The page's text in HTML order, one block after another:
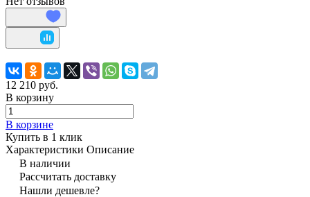
12 210 руб.
В корзину
В корзине
Купить в 1 клик
Характеристики Описание
В наличии
Рассчитать доставку
Нашли дешевле?